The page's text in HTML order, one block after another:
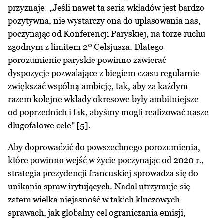
przyznaje: „Jeśli nawet ta seria wkładów jest bardzo
pozytywna, nie wystarczy ona do uplasowania nas,
poczynając od Konferencji Paryskiej, na torze ruchu
zgodnym z limitem 2º Celsjusza. Dlatego
porozumienie paryskie powinno zawierać
dyspozycje pozwalające z biegiem czasu regularnie
zwiększać wspólną ambicję, tak, aby za każdym
razem kolejne wkłady okresowe były ambitniejsze
od poprzednich i tak, abyśmy mogli realizować nasze
długofalowe cele" [5].
Aby doprowadzić do powszechnego porozumienia,
które powinno wejść w życie poczynając od 2020 r.,
strategia prezydencji francuskiej sprowadza się do
unikania spraw irytujących. Nadal utrzymuje się
zatem wielka niejasność w takich kluczowych
sprawach, jak globalny cel ograniczania emisji,